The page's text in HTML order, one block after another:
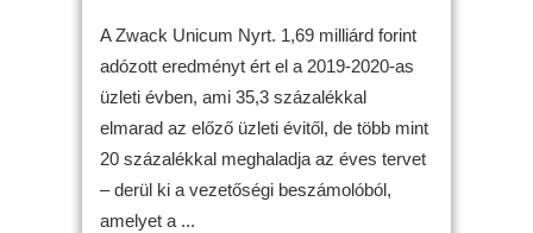
A Zwack Unicum Nyrt. 1,69 milliárd forint
adózott eredményt ért el a 2019-2020-as
üzleti évben, ami 35,3 százalékkal
elmarad az előző üzleti évitől, de több mint
20 százalékkal meghaladja az éves tervet
– derül ki a vezetőségi beszámolóból,
amelyet a ...